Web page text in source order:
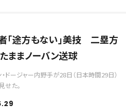
「途方もない」美技 二塁方
ままノーバン送球
ドージャー内野手が28日（日本時間29日）
せた。